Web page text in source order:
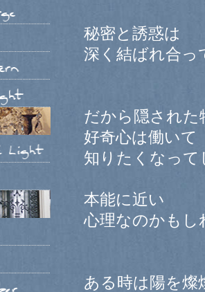
秘密と誘惑は
深く結ばれ合っ
だから隠された
好奇心は働いて
知りたくなっ
本能に近い
心理なのかもし
ある時は陽を燦